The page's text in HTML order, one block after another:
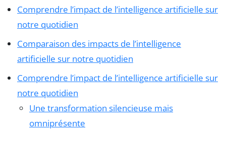
Comprendre l’impact de l’intelligence artificielle sur
notre quotidien
Comparaison des impacts de l’intelligence
artificielle sur notre quotidien
Comprendre l’impact de l’intelligence artificielle sur
notre quotidien
Une transformation silencieuse mais
omniprésente